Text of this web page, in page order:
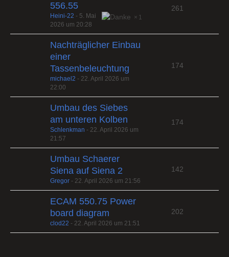
556.55
1
Heini-22 - 5. Mai
2026 um 20:28
261
Nachträglicher Einbau
einer
Tassenbeleuchtung
michael2 - 22. April 2026 um
22:00
174
Umbau des Siebes
am unteren Kolben
Schlenkman - 22. April 2026 um
21:57
174
Umbau Schaerer
Siena auf Siena 2
Gregor - 22. April 2026 um 21:56
142
ECAM 550.75 Power
board diagram
clod22 - 22. April 2026 um 21:51
202